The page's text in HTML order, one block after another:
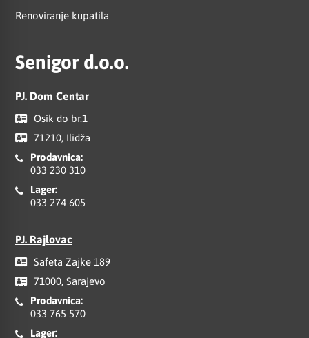
Renoviranje kupatila
Senigor d.o.o.
PJ. Dom Centar
Osik do br.1
71210, Ilidža
Prodavnica:
033 230 310
Lager:
033 274 605
PJ. Rajlovac
Safeta Zajke 189
71000, Sarajevo
Prodavnica:
033 765 570
Lager: